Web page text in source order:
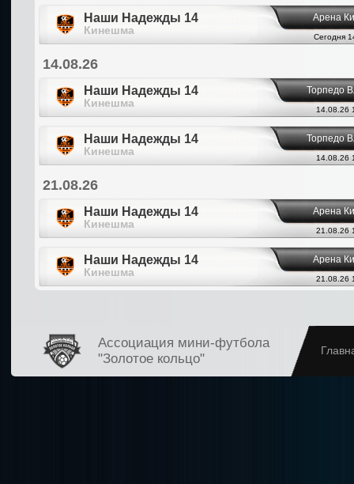
Наши Надежды 14
Кинешма
Арена
Сегодня
14.08.26
Наши Надежды 14
Кинешма
Торпедо
14.08.26
Наши Надежды 14
Кинешма
Торпедо
14.08.26
21.08.26
Наши Надежды 14
Кинешма
Арена
21.08.26
Наши Надежды 14
Кинешма
Арена
21.08.26
Ассоциация мини-футбола
"Золотое кольцо"